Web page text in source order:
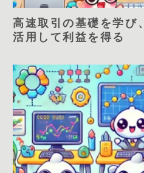
高速取引の基礎を学び
活用して利益を得る